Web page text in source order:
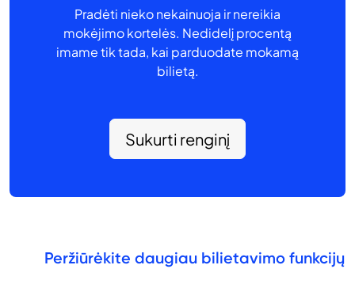
Pradėti nieko nekainuoja ir nereikia
mokėjimo kortelės. Nedidelį procentą
imame tik tada, kai parduodate mokamą
bilietą.
Sukurti renginį
Peržiūrėkite daugiau bilietavimo funkcijų